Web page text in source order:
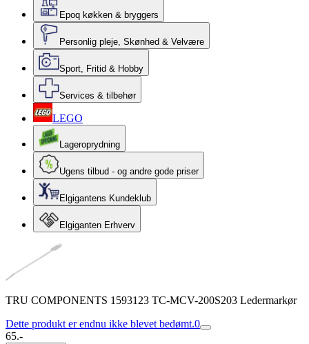
Epoq køkken & bryggers
Personlig pleje, Skønhed & Velvære
Sport, Fritid & Hobby
Services & tilbehør
LEGO
Lageroprydning
Ugens tilbud - og andre gode priser
Elgigantens Kundeklub
Elgiganten Erhverv
TRU COMPONENTS 1593123 TC-MCV-200S203 Ledermarkør
Dette produkt er endnu ikke blevet bedømt.0
65.-